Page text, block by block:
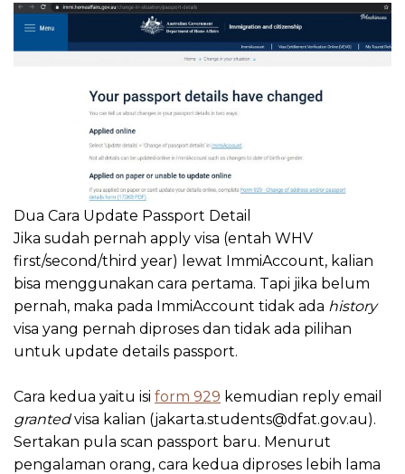
Dua Cara Update Passport Detail
Jika sudah pernah apply visa (entah WHV
first/second/third year) lewat ImmiAccount, kalian
bisa menggunakan cara pertama. Tapi jika belum
pernah, maka pada ImmiAccount tidak ada history
visa yang pernah diproses dan tidak ada pilihan
untuk update details passport.
Cara kedua yaitu isi form 929 kemudian reply email
grantedvisa kalian (jakarta.students@dfat.gov.au).
Sertakan pula scan passport baru. Menurut
pengalaman orang, cara kedua diproses lebih lama